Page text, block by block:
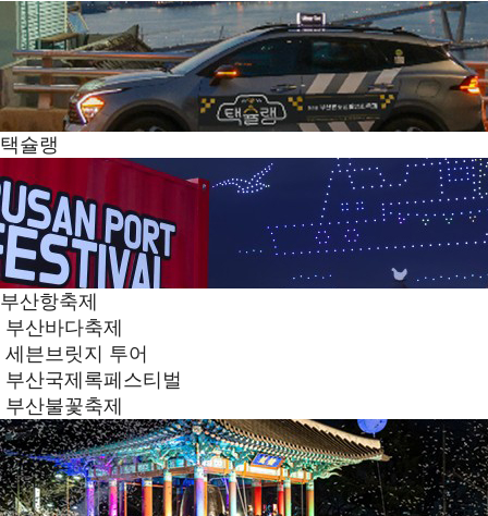
택슐랭
부산항축제
부산바다축제
세븐브릿지 투어
부산국제록페스티벌
부산불꽃축제